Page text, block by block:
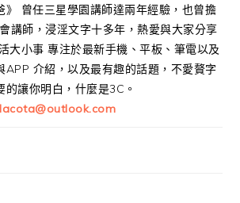
》 曾任三星學園講師達兩年經驗，也曾擔
講師，浸淫文字十多年，熱愛與大家分享
大小事 專注於最新手機、平板、筆電以及
APP 介紹，以及最有趣的話題，不愛贅字
讓你明白，什麼是3C。